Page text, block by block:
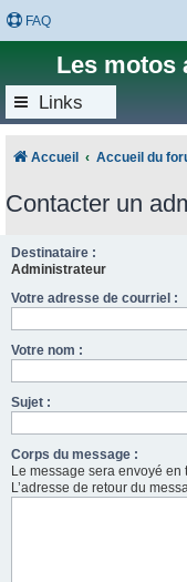
FAQ
Les motos
Links
Accueil Accueil du
Contacter un
Destinataire :
Administrateur
Votre adresse de courriel :
Votre nom :
Sujet :
Corps du message :
Le message sera envoyé
L’adresse de retour du